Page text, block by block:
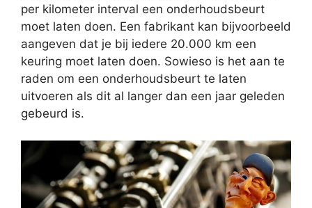
per kilometer interval een onderhoudsbeurt
moet laten doen. Een fabrikant kan bijvoorbeeld
aangeven dat je bij iedere 20.000 km een
keuring moet laten doen. Sowieso is het aan te
raden om een onderhoudsbeurt te laten
uitvoeren als dit al langer dan een jaar geleden
gebeurd is.